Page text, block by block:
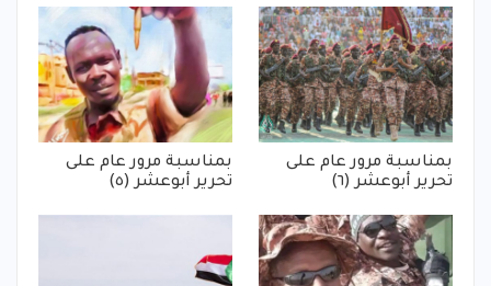
بمناسبة مرور عام على
تحرير أبوعشر (٦)
بمناسبة مرور عام على
تحرير أبوعشر (٥)